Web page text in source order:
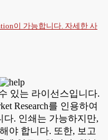
이 가능합니다. 자세한 사
있는 라이선스입니다.
Research를 인용하여
다. 인쇄는 가능하지만,
야 합니다. 또한, 보고